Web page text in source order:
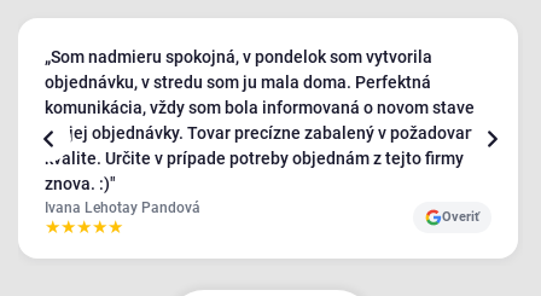
„Som nadmieru spokojná, v pondelok som vytvorila
objednávku, v stredu som ju mala doma. Perfektná
komunikácia, vždy som bola informovaná o novom stave
mojej objednávky. Tovar precízne zabalený v požadovanej
kvalite. Určite v prípade potreby objednám z tejto firmy
znova. :)"
Ivana Lehotay Pandová
★★★★★ Overiť